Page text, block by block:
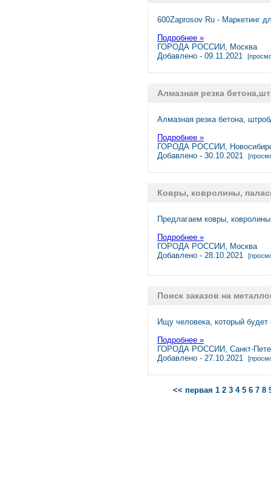
600Zaprosov Ru - Маркетинг
Подробнее »
ГОРОДА РОССИИ, Москва
Добавлено - 09.11.2021
Алмазная резка
Алмазная резка бетона,
Подробнее »
ГОРОДА РОССИИ,
Добавлено - 30.10.2021
Ковры, ковролины,
Предлагаем ковры,
Подробнее »
ГОРОДА РОССИИ, Москва
Добавлено - 28.10.2021
Поиск заказов на
Ищу человека, который будет
Подробнее »
ГОРОДА РОССИИ, Санкт-
Добавлено - 27.10.2021
<< первая 1 2 3 4 5 6 7 8